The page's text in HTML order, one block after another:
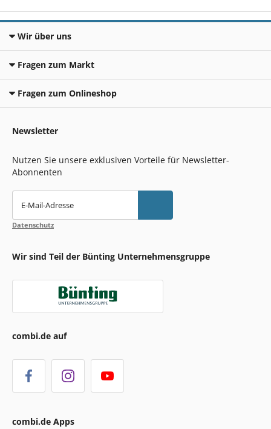
Wir über uns
Fragen zum Markt
Fragen zum Onlineshop
Newsletter
Nutzen Sie unsere exklusiven Vorteile für Newsletter-
Abonnenten
E-Mail-Adresse
Datenschutz
Wir sind Teil der Bünting Unternehmensgruppe
combi.de auf
combi.de Apps